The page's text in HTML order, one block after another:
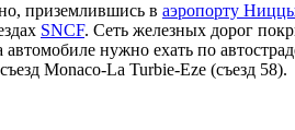
приземлившись в аэропорту
SNCF. Сеть железных дорог
нужно ехать по
Monaco-La Turbie-Eze (съезд 58).